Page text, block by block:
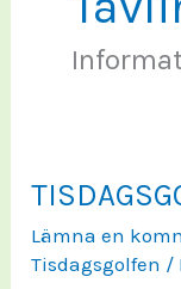
Lämna en
Tisdagsgolfen /